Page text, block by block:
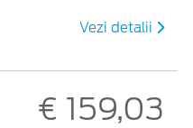
Vezi detalii
€ 159,03